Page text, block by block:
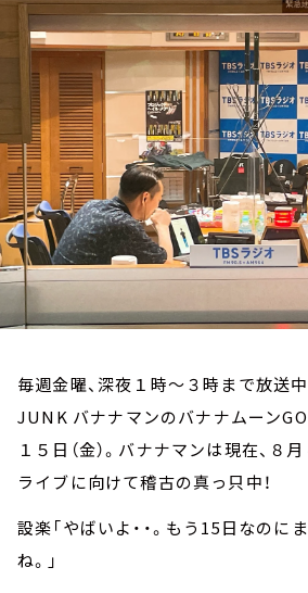
お知らせ
イベント・グッズ
YouTube
会社情報
毎週金曜、深夜１時～３時まで放送
JUNK バナナマンのバナナムーン
１５日（金）。バナナマンは現在、８
ライブに向けて稽古の真っ只中！
設楽「やばいよ・・。もう15日なのに
ね。」